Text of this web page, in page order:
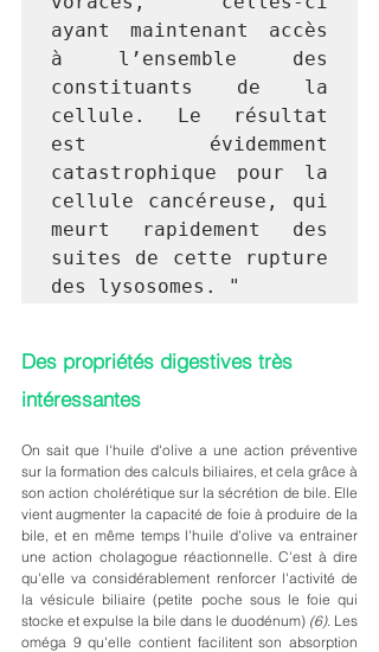
ayant maintenant accès
à l’ensemble des
constituants de la
cellule. Le résultat
est évidemment
catastrophique pour la
cellule cancéreuse, qui
meurt rapidement des
suites de cette rupture
des lysosomes. "
Des propriétés digestives très
intéressantes
On sait que l'huile d'olive a une action préventive
sur la formation des calculs biliaires, et cela grâce à
son action cholérétique sur la sécrétion de bile. Elle
vient augmenter la capacité de foie à produire de la
bile, et en même temps l'huile d'olive va entrainer
une action cholagogue réactionnelle. C'est à dire
qu'elle va considérablement renforcer l'activité de
la vésicule biliaire (petite poche sous le foie qui
stocke et expulse la bile dans le duodénum) (6). Les
oméga 9 qu'elle contient facilitent son absorption